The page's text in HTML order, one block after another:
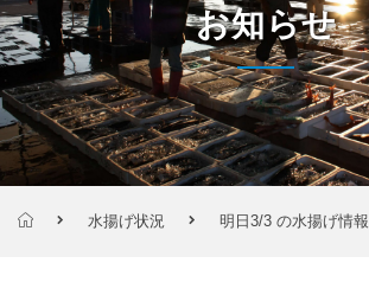
お知らせ
水揚げ状況 明日3/3 の水揚げ情報